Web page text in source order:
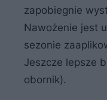
zapobiegnie
Nawożenie jest
sezonie
Jeszcze lepsze
obornik).